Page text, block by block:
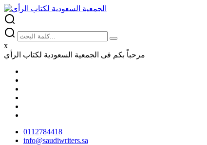
x
مرحباً بكم فى الجمعية السعودية لكتاب الرأي
0112784418
info@saudiwriters.sa